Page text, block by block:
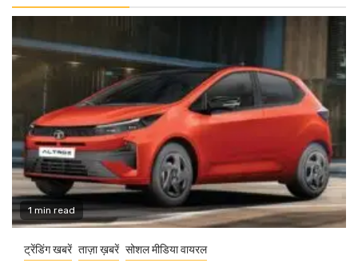
1 min read
ट्रेंडिंग खबरें ताज़ा ख़बरें सोशल मीडिया वायरल